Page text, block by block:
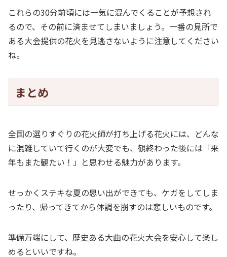
これらの30分前頃には一気に混んでくることが予想され
るので、その前に済ませてしまいましょう。一番の見所で
ある大会提供の花火を見逃さないように注意してください
ね。
まとめ
全国の選りすぐりの花火師が打ち上げる花火には、どんな
に混雑していて行くのが大変でも、観終わった後には「来
年もまた観たい！」と思わせる魅力があります。
せっかくステキな夏の思い出ができても、ケガをしてしま
ったり、帰ってきてから体調を崩すのは悲しいものです。
準備万端にして、歴史ある大曲の花火大会を安心して楽し
めるといいですね。